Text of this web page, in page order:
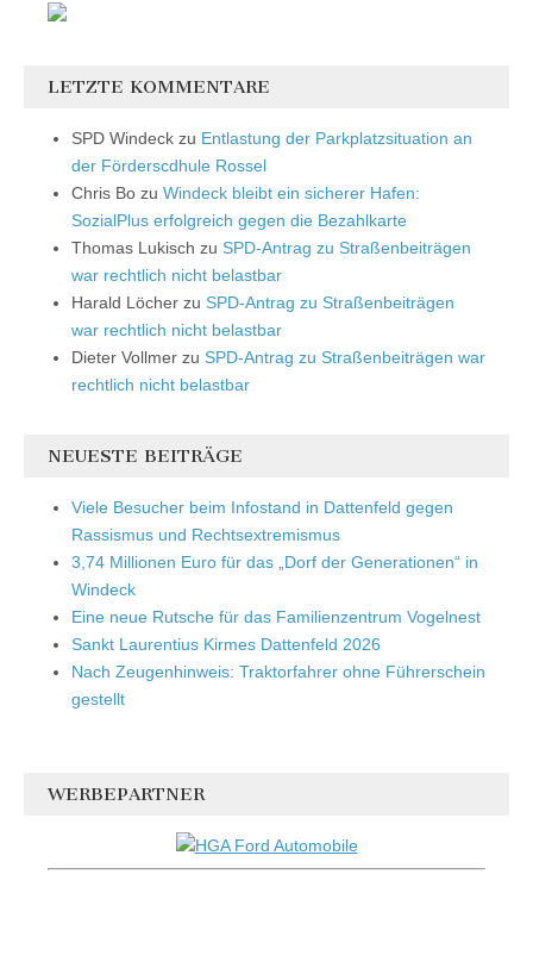
LETZTE KOMMENTARE
SPD Windeck zu Entlastung der Parkplatzsituation an
der Förderscdhule Rossel
Chris Bo zu Windeck bleibt ein sicherer Hafen:
SozialPlus erfolgreich gegen die Bezahlkarte
Thomas Lukisch zu SPD-Antrag zu Straßenbeiträgen
war rechtlich nicht belastbar
Harald Löcher zu SPD-Antrag zu Straßenbeiträgen
war rechtlich nicht belastbar
Dieter Vollmer zu SPD-Antrag zu Straßenbeiträgen war
rechtlich nicht belastbar
NEUESTE BEITRÄGE
Viele Besucher beim Infostand in Dattenfeld gegen
Rassismus und Rechtsextremismus
3,74 Millionen Euro für das „Dorf der Generationen“ in
Windeck
Eine neue Rutsche für das Familienzentrum Vogelnest
Sankt Laurentius Kirmes Dattenfeld 2026
Nach Zeugenhinweis: Traktorfahrer ohne Führerschein
gestellt
WERBEPARTNER